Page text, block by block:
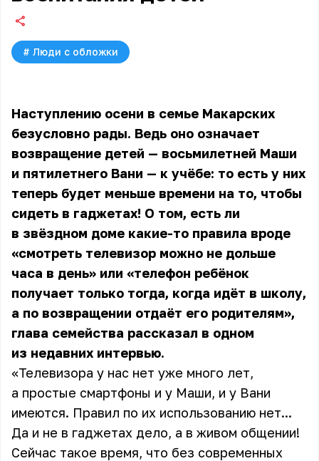
# Люди с обложки
Наступлению осени в семье Макарских
безусловно рады. Ведь оно означает
возвращение детей — восьмилетней Маши
и пятилетнего Вани — к учёбе: то есть у них
теперь будет меньше времени на то, чтобы
сидеть в гаджетах! О том, есть ли
в звёздном доме какие-то правила вроде
«смотреть телевизор можно не дольше
часа в день» или «телефон ребёнок
получает только тогда, когда идёт в школу,
а по возвращении отдаёт его родителям»,
глава семейства рассказал в одном
из недавних интервью.
«Телевизора у нас нет уже много лет,
а простые смартфоны и у Маши, и у Вани
имеются. Правил по их использованию нет...
Да и не в гаджетах дело, а в живом общении!
Сейчас такое время, что без современных